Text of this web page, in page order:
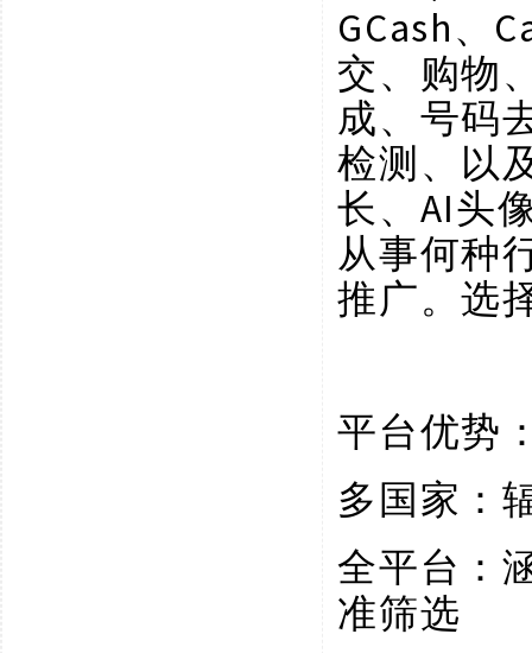
GCash、
交、购物
成、号码
检测、以
长、AI头
从事何种
推广。选
平台优势
多国家：
全平台：
准筛选